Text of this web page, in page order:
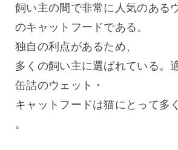
飼い主の間で非常に人気のある
のキャットフードである。
独自の利点があるため、
多くの飼い主に選ばれている。
缶詰のウェット・
キャットフードは猫にとって多
。